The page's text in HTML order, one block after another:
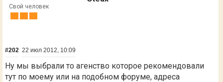
Свой человек
#202 22 июл 2012, 10:09
Ну мы выбрали то агенство которое рекомендовали
тут по моему или на подобном форуме, адреса